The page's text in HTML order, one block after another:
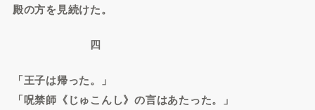
殿の方を見続けた。
四
「王子は帰った。」
「呪禁師《じゅこんし》の言はあたった。」